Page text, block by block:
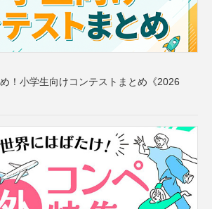
！小学生向けコンテストまとめ《2026